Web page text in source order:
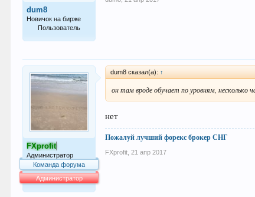
dum8
Новичок на бирже
Пользователь
FXprofit
Администратор
Команда форума
Администратор
dum8 сказал(а): ↑
он там вроде обучает по уровням, несколько
нет
Пожалуй лучший форекс брокер СНГ
FXprofit 21 апр 2017